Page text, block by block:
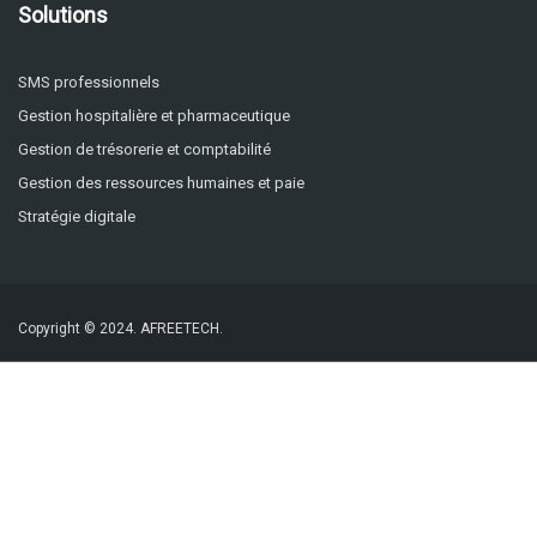
Solutions
SMS professionnels
Gestion hospitalière et pharmaceutique
Gestion de trésorerie et comptabilité
Gestion des ressources humaines et paie
Stratégie digitale
Copyright © 2024. AFREETECH.